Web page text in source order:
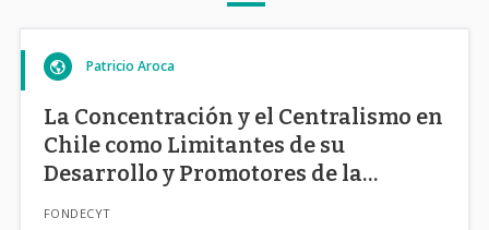
Patricio Aroca
La Concentración y el Centralismo en
Chile como Limitantes de su
Desarrollo y Promotores de la
FONDECYT